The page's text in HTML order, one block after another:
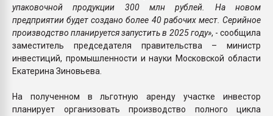
упаковочной продукции 300 млн рублей. На новом
предприятии будет создано более 40 рабочих мест. Серийное
производство планируется запустить в 2025 году», - сообщила
заместитель председателя правительства – министр
инвестиций, промышленности и науки Московской области
Екатерина Зиновьева.
На полученном в льготную аренду участке инвестор
планирует организовать производство полного цикла